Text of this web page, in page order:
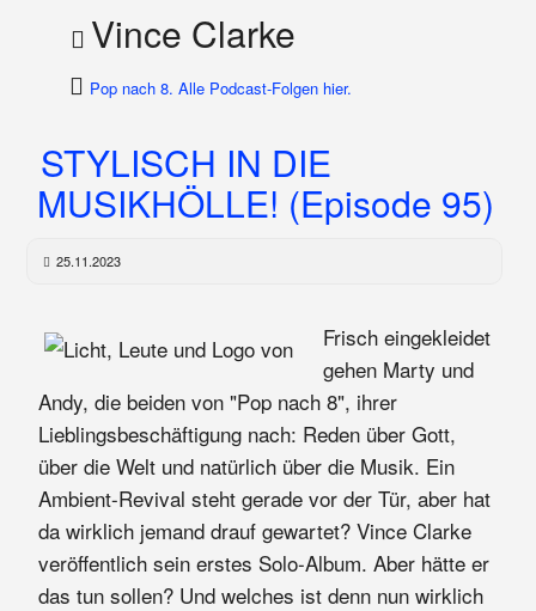
Vince Clarke
Pop nach 8. Alle Podcast-Folgen hier.
STYLISCH IN DIE
MUSIKHÖLLE! (Episode 95)
25.11.2023
Frisch eingekleidet
gehen Marty und
Andy, die beiden von "Pop nach 8", ihrer
Lieblingsbeschäftigung nach: Reden über Gott,
über die Welt und natürlich über die Musik. Ein
Ambient-Revival steht gerade vor der Tür, aber hat
da wirklich jemand drauf gewartet? Vince Clarke
veröffentlich sein erstes Solo-Album. Aber hätte er
das tun sollen? Und welches ist denn nun wirklich